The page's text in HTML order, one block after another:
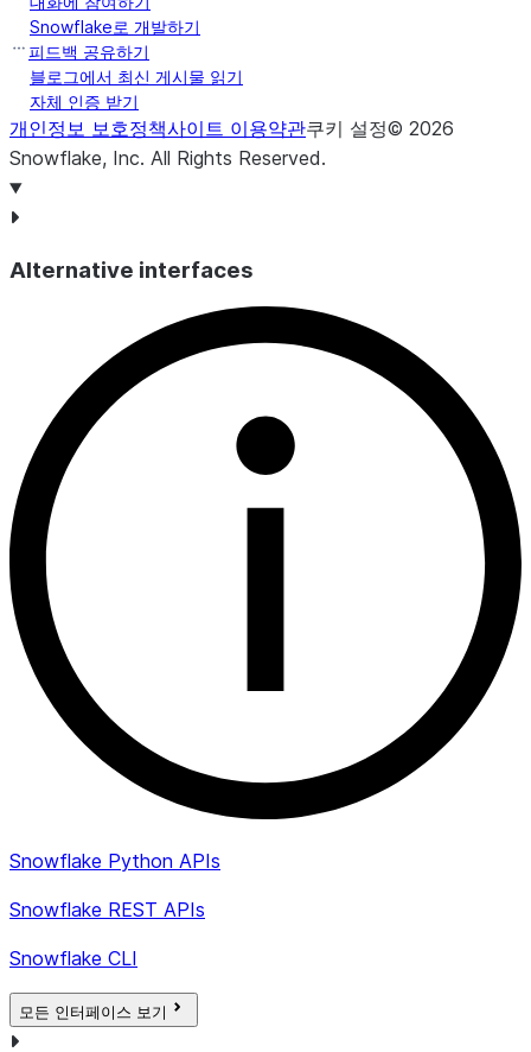
CONSTRAINT_NAME
STATUS TEXT
이 인덱스의 상태
CREATED
Snowflake로 개발하기
피드백 공유하기
블로그에서 최신 게시물 읽기
자체 인증 받기
개인정보 보호정책사이트 이용약관쿠키 설정© 2026
Snowflake, Inc. All Rights Reserved.
Alternative interfaces
Snowflake Python APIs
Snowflake REST APIs
Snowflake CLI
모든 인터페이스 보기